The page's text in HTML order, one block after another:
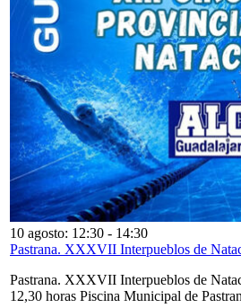
10 agosto: 12:30 - 14:30
Pastrana. XXXVII Interpueblos de
Pastrana. XXXVII Interpueblos de
12,30 horas Piscina Municipal de